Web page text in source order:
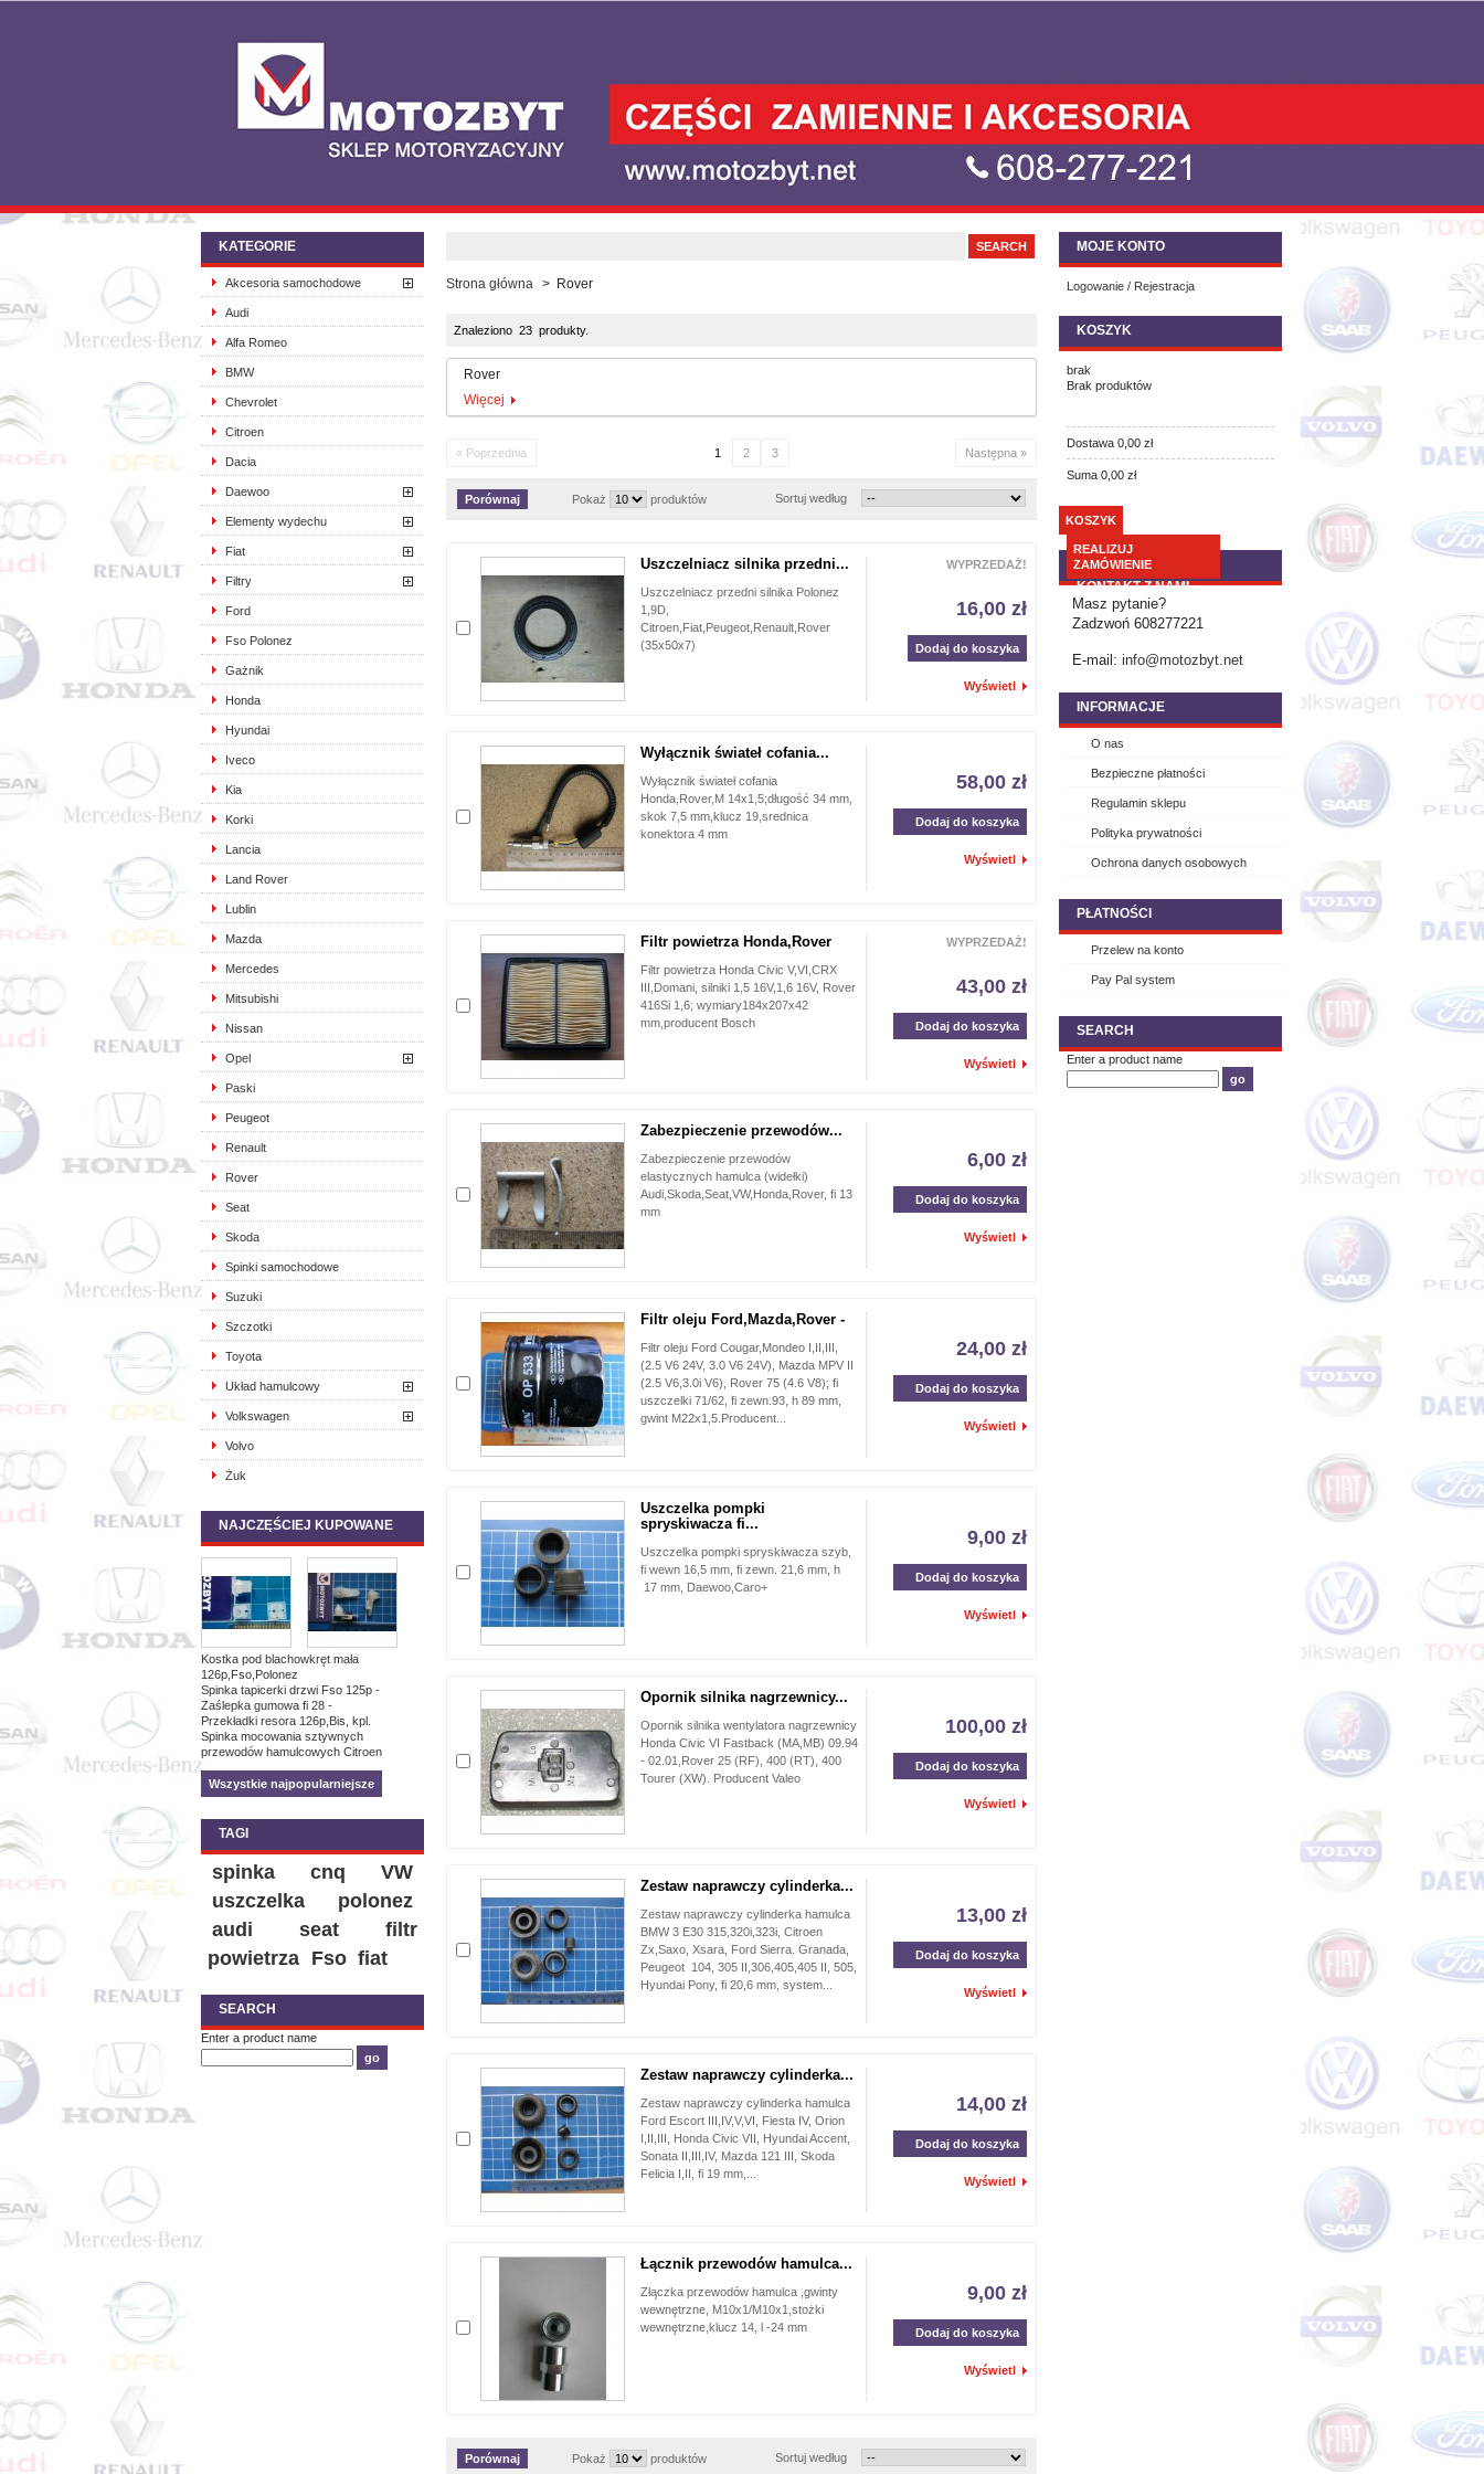
KATEGORIE
Akcesoria samochodowe
Audi
Alfa Romeo
BMW
Chevrolet
Citroen
Dacia
Daewoo
Elementy wydechu
Fiat
Filtry
Ford
Fso Polonez
Gażnik
Honda
Hyundai
Iveco
Kia
Korki
Lancia
Land Rover
Lublin
Mazda
Mercedes
Mitsubishi
Nissan
Opel
Paski
Peugeot
Renault
Rover
Seat
Skoda
Spinki samochodowe
Suzuki
Szczotki
Toyota
Układ hamulcowy
Volkswagen
Volvo
Żuk
NAJCZĘŚCIEJ KUPOWANE
Kostka pod blachowkręt mała
126p,Fso,Polonez
Spinka tapicerki drzwi Fso 125p -
Zaślepka gumowa fi 28 -
Przekładki resora 126p,Bis, kpl.
Spinka mocowania sztywnych
przewodów hamulcowych Citroen
Wszystkie najpopularniejsze
TAGI
spinka cnq
VW
uszczelka
polonez
audi
seat
filtr
powietrza Fso fiat
SEARCH
Enter a product name
Strona główna > Rover
Znaleziono 23 produkty.
Rover
Więcej
« Poprzednia 1 2 3 Następna »
Sortuj według
Pokaż produktów
Uszczelniacz silnika przedni...
Uszczelniacz przedni silnika Polonez
1,9D,
Citroen,Fiat,Peugeot,Renault,Rover
(35x50x7)
WYPRZEDAŻ!
16,00 zł
Dodaj do koszyka
Wyświetl
Wyłącznik świateł cofania...
Wyłącznik świateł cofania
Honda,Rover,M 14x1,5;długość 34 mm,
skok 7,5 mm,klucz 19,srednica
konektora 4 mm
58,00 zł
Dodaj do koszyka
Wyświetl
Filtr powietrza Honda,Rover
Filtr powietrza Honda Civic V,VI,CRX
III,Domani, silniki 1,5 16V,1,6 16V, Rover
416Si 1,6; wymiary184x207x42
mm,producent Bosch
WYPRZEDAŻ!
43,00 zł
Dodaj do koszyka
Wyświetl
Zabezpieczenie przewodów...
Zabezpieczenie przewodów
elastycznych hamulca (widełki)
Audi,Skoda,Seat,VW,Honda,Rover, fi 13
mm
6,00 zł
Dodaj do koszyka
Wyświetl
Filtr oleju Ford,Mazda,Rover -
Filtr oleju Ford Cougar,Mondeo I,II,III,
(2.5 V6 24V, 3.0 V6 24V), Mazda MPV II
(2.5 V6,3.0i V6), Rover 75 (4.6 V8); fi
uszczelki 71/62, fi zewn.93, h 89 mm,
gwint M22x1,5.Producent...
24,00 zł
Dodaj do koszyka
Wyświetl
Uszczelka pompki
spryskiwacza fi...
Uszczelka pompki spryskiwacza szyb,
fi wewn 16,5 mm, fi zewn. 21,6 mm, h
17 mm, Daewoo,Caro+
9,00 zł
Dodaj do koszyka
Wyświetl
Opornik silnika nagrzewnicy...
Opornik silnika wentylatora nagrzewnicy
Honda Civic VI Fastback (MA,MB) 09.94
- 02.01,Rover 25 (RF), 400 (RT), 400
Tourer (XW). Producent Valeo
100,00 zł
Dodaj do koszyka
Wyświetl
Zestaw naprawczy cylinderka...
Zestaw naprawczy cylinderka hamulca
BMW 3 E30 315,320i,323i, Citroen
Zx,Saxo, Xsara, Ford Sierra. Granada,
Peugeot 104, 305 II,306,405,405 II, 505,
Hyundai Pony, fi 20,6 mm, system...
13,00 zł
Dodaj do koszyka
Wyświetl
Zestaw naprawczy cylinderka...
Zestaw naprawczy cylinderka hamulca
Ford Escort III,IV,V,VI, Fiesta IV, Orion
I,II,III, Honda Civic VII, Hyundai Accent,
Sonata II,III,IV, Mazda 121 III, Skoda
Felicia I,II, fi 19 mm,...
14,00 zł
Dodaj do koszyka
Wyświetl
Łącznik przewodów hamulca...
Złączka przewodów hamulca ,gwinty
wewnętrzne, M10x1/M10x1,stożki
wewnętrzne,klucz 14, l -24 mm
9,00 zł
Dodaj do koszyka
Wyświetl
Sortuj według
Pokaż produktów
MOJE KONTO
Logowanie / Rejestracja
KOSZYK
brak
Brak produktów
Dostawa 0,00 zł
Suma 0,00 zł
KOSZYK
REALIZUJ
ZAMÓWIENIE
KONTAKT Z NAMI
Masz pytanie?
Zadzwoń 608277221
E-mail: info@motozbyt.net
INFORMACJE
O nas
Bezpieczne płatności
Regulamin sklepu
Polityka prywatności
Ochrona danych osobowych
PŁATNOŚCI
Przelew na konto
Pay Pal system
SEARCH
Enter a product name